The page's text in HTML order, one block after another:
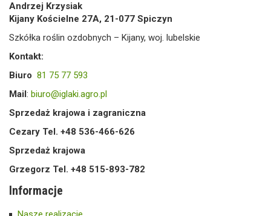
Andrzej Krzysiak
Kijany Kościelne 27A, 21-077 Spiczyn
Szkółka roślin ozdobnych – Kijany, woj. lubelskie
Kontakt:
Biuro 81 75 77 593
Mail: biuro@iglaki.agro.pl
Sprzedaż krajowa i zagraniczna
Cezary Tel. +48 536-466-626
Sprzedaż krajowa
Grzegorz Tel. +48 515-893-782
Informacje